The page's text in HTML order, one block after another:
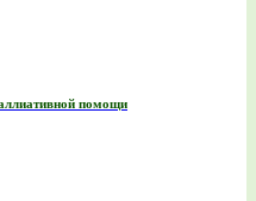
помощи